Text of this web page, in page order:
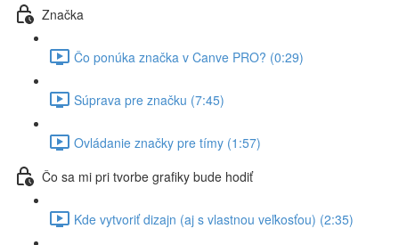
Značka
Čo ponúka značka v Canve PRO? (0:29)
Súprava pre značku (7:45)
Ovládanie značky pre tímy (1:57)
Čo sa mi pri tvorbe grafiky bude hodiť
Kde vytvoriť dizajn (aj s vlastnou veľkosťou) (2:35)